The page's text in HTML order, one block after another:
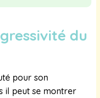
du
pour son
il peut se montrer